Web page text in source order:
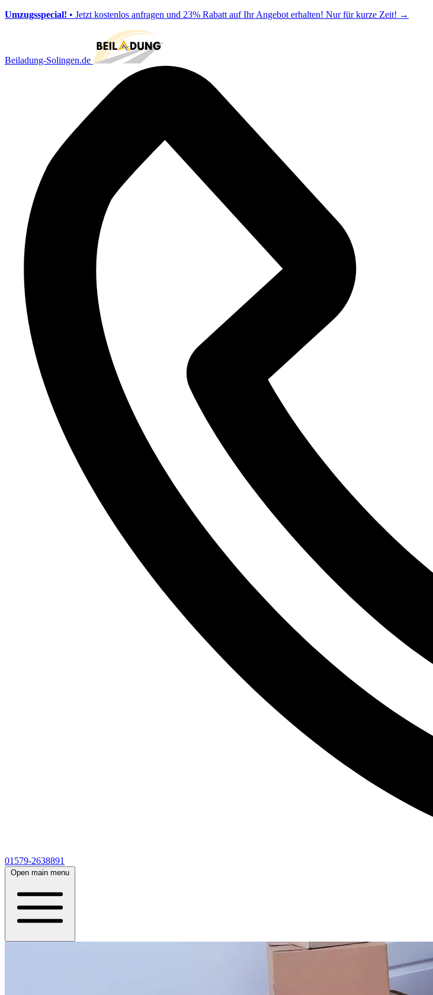
Umzugsspecial! • Jetzt kostenlos anfragen und 23% Rabatt auf Ihr Angebot erhalten! Nur für kurze Zeit! →
Beiladung-Solingen.de
01579-2638891
Open main menu